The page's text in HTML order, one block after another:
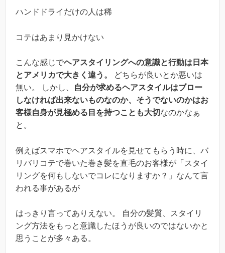
ハンドドライだけの人は稀
コテはあまり見かけない
こんな感じでヘアスタイリングへの意識と行動は日本
とアメリカで大きく違う。
どちらが良いとか悪いは
無い。 しかし、
自分が求めるヘアスタイルはブロー
しなければ出来ないものなのか、そうでないのかはお
客様自身が見極める目を持つことも大切 なのかなぁ
と。
例えばスマホでヘアスタイルを見せてもらう時に、バ
リバリコテで巻いた巻き髪を直毛のお客様が「スタイ
リングを何もしないでコレになりますか？」なんて言
われる事があるが
はっきり言ってありえない。 自分の髪質、スタイリ
ング方法をもっと意識したほうが良いのではないかと
思うことが多々ある。